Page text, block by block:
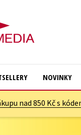
Cestování
NOVINKY
nad 850 Kč s